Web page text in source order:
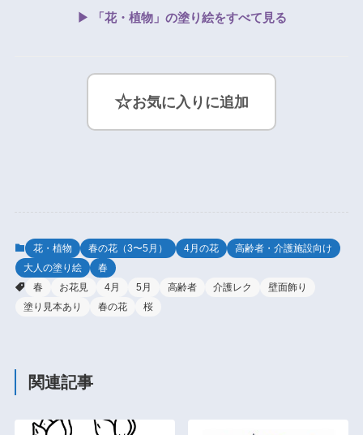
▶ 「花・植物」の塗り絵をすべて見る
☆お気に入りに追加
花・植物 春の花（3〜5月） 4月の花
高齢者・介護施設向け
大人の塗り絵
春
春
お花見 4月 5月 高齢者 介護レク
壁面飾り
塗り見本あり
春の花 桜
関連記事